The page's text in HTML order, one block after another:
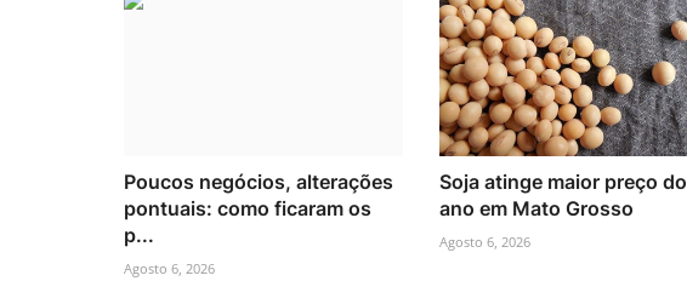
Poucos negócios, alterações
pontuais: como ficaram os
p...
Agosto 6, 2026
Soja atinge maior preço do
ano em Mato Grosso
Agosto 6, 2026